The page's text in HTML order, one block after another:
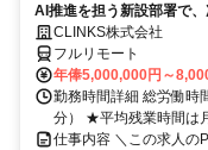
AI推進を担う新設部署で
CLINKS株式会社
フルリモート
年俸5,000,000円～
勤務時間詳細 総労働時
分） ★平均残業時間は
仕事内容 ＼この求人の